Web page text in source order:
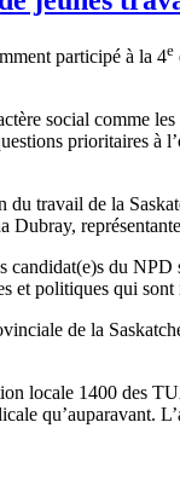
participé à la 4e
social comme
prioritaires à
du travail de la
candidat(e)s du
et politiques qui
de la
locale 1400 des
qu’auparavant.